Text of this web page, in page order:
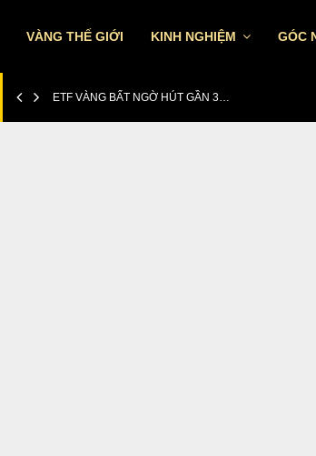
VÀNG THẾ GIỚI KINH NGHIỆM GÓC
ETF VÀNG BẤT NGỜ HÚT GẦN 3…